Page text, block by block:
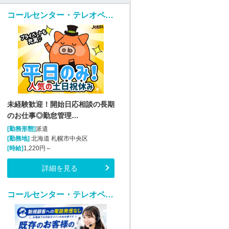
コールセンター・テレオペ（受信）(勤怠管理システムヘルプデスク)
未経験歓迎！開始日応相談の長期
のお仕事◎勤怠管理…
[勤務形態]派遣
[勤務地] 北海道 札幌市中央区
[時給] 1,220円～
詳細を見る
コールセンター・テレオペ（受信）(7/7開始｜医薬品通販の注文・契約サポート｜週4日～)